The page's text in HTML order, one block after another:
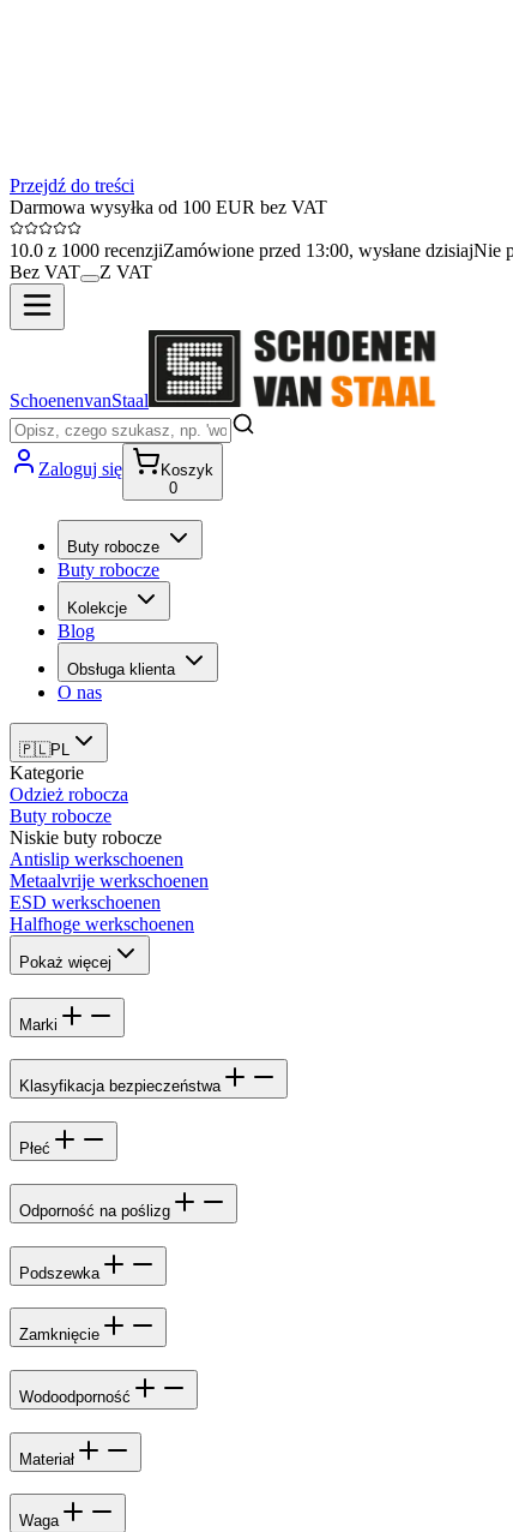
Przejdź do treści
Darmowa wysyłka od 100 EUR bez VAT
10.0 z 1000 recenzjiZamówione przed 13:00, wysłane dzisiajNie
Bez VAT
Z VAT
SchoenenvanStaal
Zaloguj się
Koszyk
0
Buty robocze
Buty robocze
Kolekcje
Blog
Obsługa klienta
O nas
🇵🇱PL
Kategorie
Odzież robocza
Buty robocze
Niskie buty robocze
Antislip werkschoenen
Metaalvrije werkschoenen
ESD werkschoenen
Halfhoge werkschoenen
Pokaż więcej
Marki
Klasyfikacja bezpieczeństwa
Płeć
Odporność na poślizg
Podszewka
Zamknięcie
Wodoodporność
Materiał
Waga